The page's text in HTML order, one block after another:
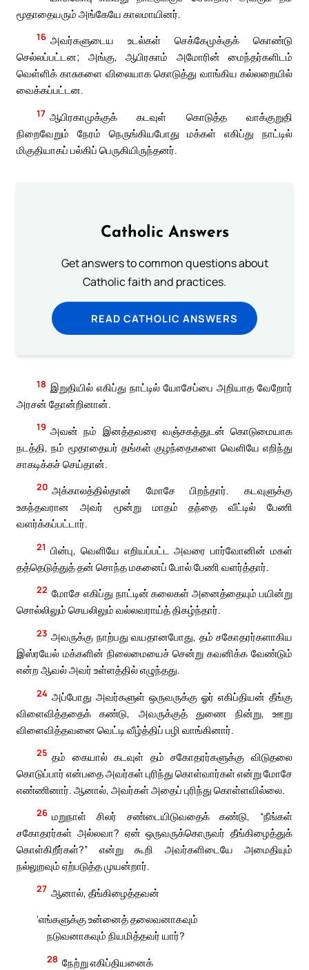
மூதாதையரும் அங்கேயே காலமாயினர்.
16 அவர்களுடைய உடல்கள் செக்கேமுக்குக் கொண்டு
செல்லப்பட்டன; அங்கு, ஆபிரகாம் அமோரின் மைந்தர்களிடம்
வெள்ளிக் காசுகளை விலையாக கொடுத்து வாங்கிய கல்லறையில்
வைக்கப்பட்டன.
17 ஆபிரகாமுக்குக் கடவுள் கொடுத்த வாக்குறுதி
நிறைவேறும் நேரம் நெருங்கியபோது மக்கள் எகிப்து நாட்டில்
மிகுதியாகப் பல்கிப் பெருகியிருந்தனர்.
Catholic Answers
Get answers to common questions about
Catholic faith and practices.
READ CATHOLIC ANSWERS
18 இறுதியில் எகிப்து நாட்டில் யோசேப்பை அறியாத வேறோர்
அரசன் தோன்றினான்.
19 அவன் நம் இனத்தவரை வஞ்சகத்துடன் கொடுமையாக
நடத்தி, நம் மூதாதையர் தங்கள் குழந்தைகளை வெளியே எறிந்து
சாகடிக்கச் செய்தான்.
20 அக்காலத்தில்தான் மோசே பிறந்தார். கடவுளுக்கு
உகந்தவரான அவர் மூன்று மாதம் தந்தை வீட்டில் பேணி
வளர்க்கப்பட்டார்.
21 பின்பு, வெளியே எறியப்பட்ட அவரை பார்வோனின் மகள்
தத்தெடுத்துத் தன் சொந்த மகனைப் போல் பேணி வளர்த்தார்.
22 மோசே எகிப்து நாட்டின் கலைகள் அனைத்தையும் பயின்று
சொல்லிலும் செயலிலும் வல்லவராய்த் திகழ்ந்தார்.
23 அவருக்கு நாற்பது வயதானபோது, தம் சகோதரர்களாகிய
இஸ்ரயேல் மக்களின் நிலைமையைச் சென்று கவனிக்க வேண்டும்
என்ற ஆவல் அவர் உள்ளத்தில் எழுந்தது.
24 அப்போது அவர்களுள் ஒருவருக்கு ஓர் எகிப்தியன் தீங்கு
விளைவித்ததைக் கண்டு, அவருக்குத் துணை நின்று, ஊறு
விளைவித்தவனை வெட்டி வீழ்த்திப் பழி வாங்கினார்.
25 தம் கையால் கடவுள் தம் சகோதரர்களுக்கு விடுதலை
கொடுப்பார் என்பதை அவர்கள் புரிந்து கொள்வார்கள் என்று மோசே
எண்ணினார். ஆனால், அவர்கள் அதைப் புரிந்து கொள்ளவில்லை.
26 மறுநாள் சிலர் சண்டையிடுவதைக் கண்டு, “நீங்கள்
சகோதரர்கள் அல்லவா? ஏன் ஒருவருக்கொருவர் தீங்கிழைத்துக்
கொள்கிறீர்கள்?” என்று கூறி அவர்களிடையே அமைதியும்
நல்லுறவும் ஏற்படுத்த முயன்றார்.
27 ஆனால், தீங்கிழைத்தவன்
‘எங்களுக்கு உன்னைத் தலைவனாகவும்
நடுவனாகவும் நியமித்தவர் யார்?
28 நேற்று எகிப்தியனைக்